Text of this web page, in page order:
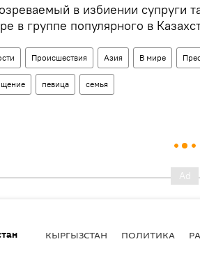
в избиении супруги
в группе популярного в
Происшествия Азия В мире
певица семья
КЫРГЫЗСТАН ПОЛИТИКА